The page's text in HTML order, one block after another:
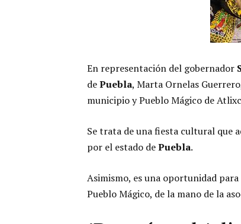
En representación del gobernador
dePuebla, Marta Ornelas
municipio y Pueblo Mágico de
Se trata de una fiesta cultural que
por el estado dePuebla.
Asimismo, es una oportunidad
Pueblo Mágico, de la mano de la